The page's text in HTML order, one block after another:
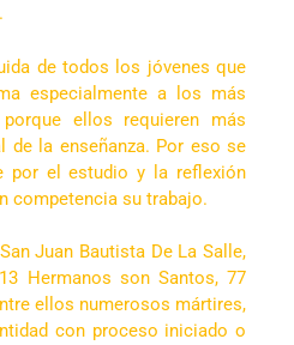
de todos los jóvenes que
especialmente a los más
ellos requieren más
de la enseñanza. Por eso se
por el estudio y la reflexión
competencia su trabajo.
Juan Bautista De La Salle,
Hermanos son Santos, 77
ellos numerosos mártires,
con proceso iniciado o